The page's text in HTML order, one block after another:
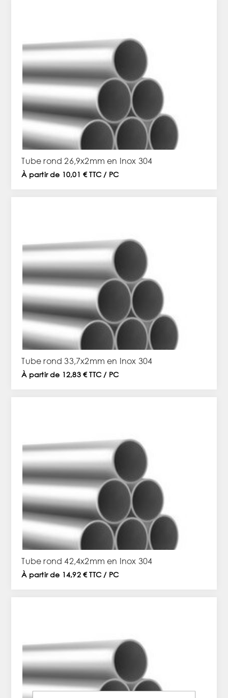
Tube rond 26,9x2mm en Inox 304
À partir de 10,01 € TTC / PC
Tube rond 33,7x2mm en Inox 304
À partir de 12,83 € TTC / PC
Tube rond 42,4x2mm en Inox 304
À partir de 14,92 € TTC / PC